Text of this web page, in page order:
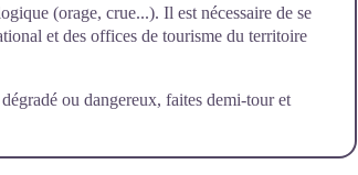
(orage, crue...). Il est nécessaire de se
et des offices de tourisme du territoire
ou dangereux, faites demi-tour et